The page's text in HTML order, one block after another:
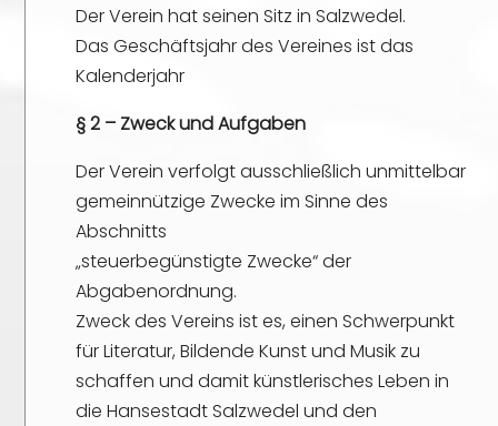
Der Verein hat seinen Sitz in Salzwedel.
Das Geschäftsjahr des Vereines ist das
Kalenderjahr
§ 2 – Zweck und Aufgaben
Der Verein verfolgt ausschließlich unmittelbar
gemeinnützige Zwecke im Sinne des
Abschnitts
„steuerbegünstigte Zwecke“ der
Abgabenordnung.
Zweck des Vereins ist es, einen Schwerpunkt
für Literatur, Bildende Kunst und Musik zu
schaffen und damit künstlerisches Leben in
die Hansestadt Salzwedel und den